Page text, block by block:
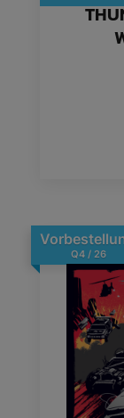
Q4 / 26